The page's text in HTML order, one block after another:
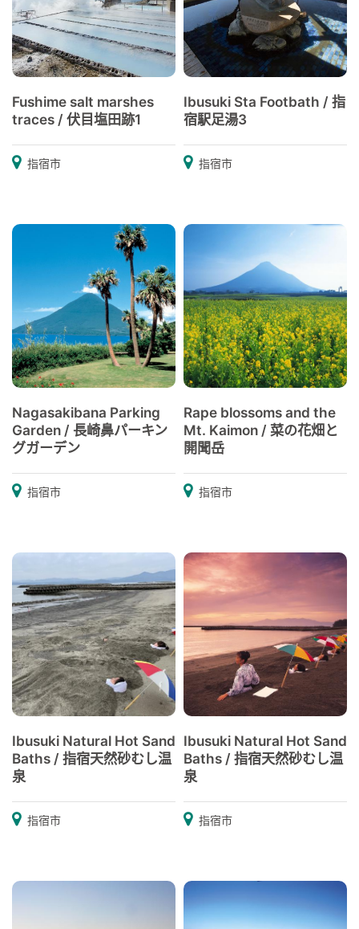
Fushime salt marshes
traces / 伏目塩田跡1
指宿市
Ibusuki Sta Footbath / 指
宿駅足湯3
指宿市
Nagasakibana Parking
Garden / 長崎鼻パーキン
グガーデン
指宿市
Rape blossoms and the
Mt. Kaimon / 菜の花畑と
開聞岳
指宿市
Ibusuki Natural Hot Sand
Baths / 指宿天然砂むし温
泉
指宿市
Ibusuki Natural Hot Sand
Baths / 指宿天然砂むし温
泉
指宿市